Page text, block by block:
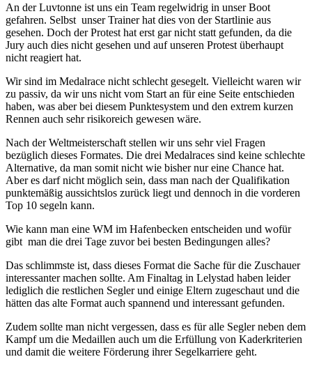
An der Luvtonne ist uns ein Team regelwidrig in unser Boot
gefahren. Selbst unser Trainer hat dies von der Startlinie aus
gesehen. Doch der Protest hat erst gar nicht statt gefunden, da die
Jury auch dies nicht gesehen und auf unseren Protest überhaupt
nicht reagiert hat.
Wir sind im Medalrace nicht schlecht gesegelt. Vielleicht waren wir
zu passiv, da wir uns nicht vom Start an für eine Seite entschieden
haben, was aber bei diesem Punktesystem und den extrem kurzen
Rennen auch sehr risikoreich gewesen wäre.
Nach der Weltmeisterschaft stellen wir uns sehr viel Fragen
bezüglich dieses Formates. Die drei Medalraces sind keine schlechte
Alternative, da man somit nicht wie bisher nur eine Chance hat.
Aber es darf nicht möglich sein, dass man nach der Qualifikation
punktemäßig aussichtslos zurück liegt und dennoch in die vorderen
Top 10 segeln kann.
Wie kann man eine WM im Hafenbecken entscheiden und wofür
gibt man die drei Tage zuvor bei besten Bedingungen alles?
Das schlimmste ist, dass dieses Format die Sache für die Zuschauer
interessanter machen sollte. Am Finaltag in Lelystad haben leider
lediglich die restlichen Segler und einige Eltern zugeschaut und die
hätten das alte Format auch spannend und interessant gefunden.
Zudem sollte man nicht vergessen, dass es für alle Segler neben dem
Kampf um die Medaillen auch um die Erfüllung von Kaderkriterien
und damit die weitere Förderung ihrer Segelkarriere geht.